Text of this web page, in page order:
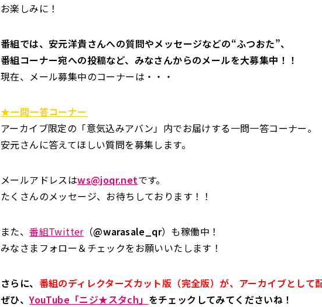
お楽しみに！
番組では、安元洋貴さんへの質問やメッセージなどの“ふつおた”、
番組コーナー宛への投稿など、みなさんからのメールを大募集中！！
現在、メール募集中のコーナーは・・・
★一問一答コーナー
アーカイブ限定の「意気込みアバン」内でお届けする一問一答コーナー。
安元さんに答えてほしい質問を募集します。
メールアドレスはws@joqr.netです。
たくさんのメッセージ、お待ちしております！！
また、番組Twitter（@warasale_qr）も稼働中！
みなさまフォロー＆チェックをお願いいたします！
さらに、 番組のディレクターズカット版（完全版）が、アーカイブとして
ぜひ、YouTube「ニジ★スタch」 をチェックしてみてくださいね！